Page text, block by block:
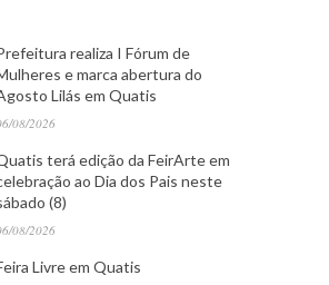
realiza I Fórum de
e marca abertura do
Lilás em Quatis
08/2026
terá edição da FeirArte em
ao Dia dos Pais neste
(8)
08/2026
Livre em Quatis